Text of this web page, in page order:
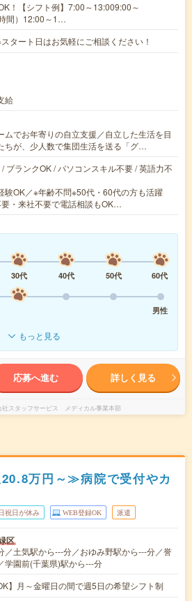
！【シフト例】7:00～13:009:00～
間）12:00～1…
タート日はお気軽にご相談ください！
給
ムでお年寄りの自立支援／自立した生活を目
ちが、少人数で集団生活を送る「グ…
ブランクOK / パソコンスキル不要 / 英語力不
験OK／※年齢不問※50代・60代の方も活躍
・来社不要で電話相談もOK…
30代 40代 50代
60代
男性
もっと見る
応募へ進む 詳しく見る
社スタッフサービス メディカル事業本部
万円～≫病院で受付やカ
祝日が休み WEB登録OK 派遣
区
／土気駅から---分／おゆみ野駅から---分／誉
学園前(千葉県)駅から---分
】月～金曜日の間で週5日の希望シフト制